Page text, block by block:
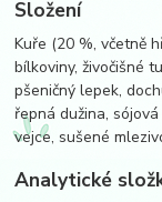
Složení
Kuře (20 %, včetně
bílkoviny, živočišné
pšeničný lepek,
řepná dužina,
vejce, sušené
Analytické